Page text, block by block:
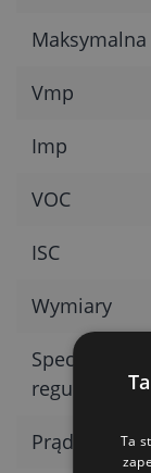
Vmp
Imp
VOC
ISC
Wymiary
Specyfikacja
regulatora
Prąd
Ta